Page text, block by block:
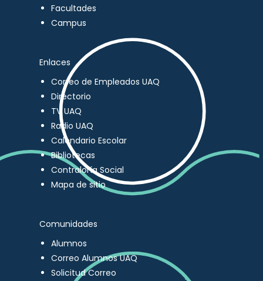
Facultades
Campus
Enlaces
Correo de Empleados UAQ
Directorio
TV UAQ
Radio UAQ
Calendario Escolar
Bibliotecas
Contraloría Social
Mapa de sitio
Comunidades
Alumnos
Correo Alumnos UAQ
Solicitud Correo